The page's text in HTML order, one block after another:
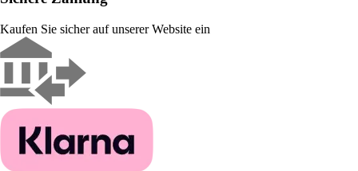
Kaufen Sie sicher auf unserer Website ein